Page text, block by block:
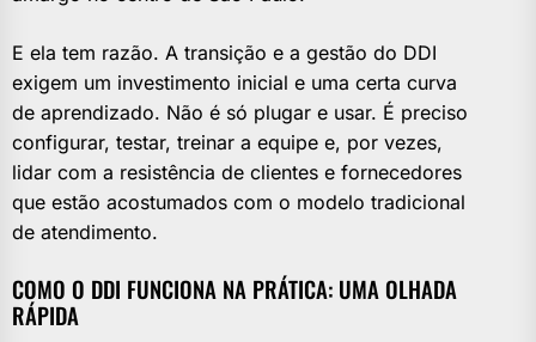
E ela tem razão. A transição e a gestão do DDI
exigem um investimento inicial e uma certa curva
de aprendizado. Não é só plugar e usar. É preciso
configurar, testar, treinar a equipe e, por vezes,
lidar com a resistência de clientes e fornecedores
que estão acostumados com o modelo tradicional
de atendimento.
COMO O DDI FUNCIONA NA PRÁTICA: UMA OLHADA
RÁPIDA